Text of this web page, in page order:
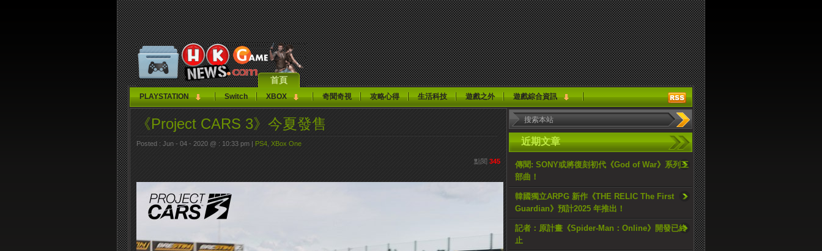
首頁
PLAYSTATION Switch XBOX 奇聞奇視 攻略心得 生活科技 遊戲之外 遊戲綜合資訊
近期文章
傳聞: SONY或將復刻初代《God of War》系列三
部曲！
韓國獨立ARPG 新作《THE RELIC The First
Guardian》預計2025 年推出！
記者：原計畫《Spider-Man：Online》開發已終
止
《Project CARS 3》今夏發售
Posted : Jun - 04 - 2020 @ : 10:33 pm | PS4 XBox One
點閱 345